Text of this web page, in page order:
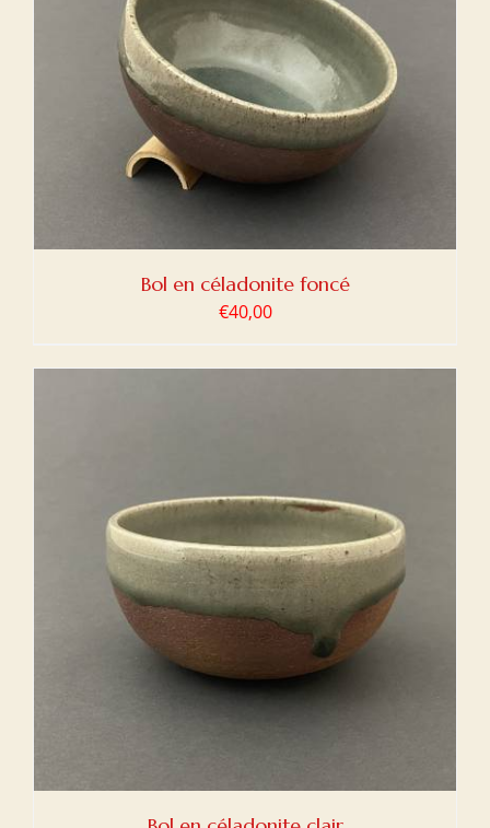
Bol en céladonite foncé
€40,00